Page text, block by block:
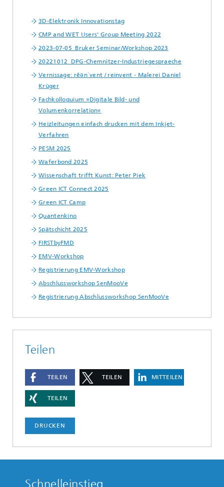
3D-Elektronik Innovationstag
CMP and WET Users' Group Meeting 2022
2023-07-05_Bruker Seminar/Workshop 2023
20221012_DPG-Chemnitzer-Industriegespraeche
Vernissage: rēənˈvent / reinvent - Malerei Daniel
Krüger
Fachkolloquium »Digitale Bild- und
Volumenkorrelation«
Heizleitungen einfach drucken mit dem Inkjet-
Verfahren
PESM 2025
Waferbond 2025
Wissenschaft trifft Kunst: Peter Piek
Green ICT Connect 2025
Green ICT Camp
Quantenkino
Spätschicht 2025
FIRSTbyFMD
EMV-Workshop
Registrierung EMV-Workshop
Abschlussworkshop SenMooVe
Registrierung Abschlussworkshop SenMooVe
Teilen
TEILEN TEILEN MITTEILEN
TEILEN
DRUCKEN
Schnelleinstieg